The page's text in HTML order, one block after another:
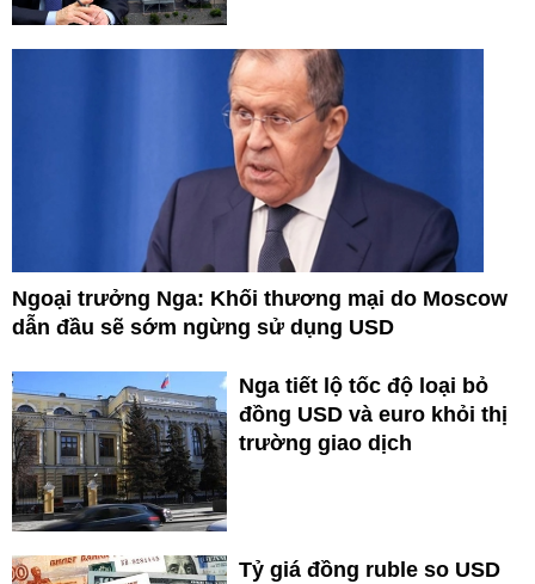
Ngoại trưởng Nga: Khối thương mại do Moscow
dẫn đầu sẽ sớm ngừng sử dụng USD
Nga tiết lộ tốc độ loại bỏ
đồng USD và euro khỏi thị
trường giao dịch
Tỷ giá đồng ruble so USD